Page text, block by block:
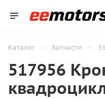
Каталог — Запчасти —
517956